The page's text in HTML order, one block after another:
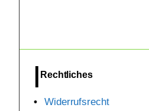
Rechtliches
Widerrufsrecht